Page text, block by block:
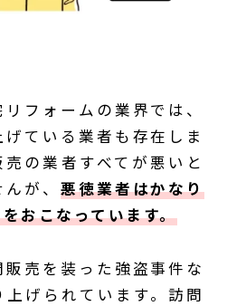
フォームの業界では、
ている業者も存在しま
の業者すべてが悪いと
が、 悪徳業者はかなり
おこなっています。
売を装った強盗事件な
げられています。訪問